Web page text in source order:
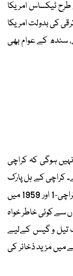
ٹیکساس امریکا
کی بدولت امریکا
سندھ کے عوام بھی
ہوگی کہ کراچی
کراچی کے ہل پارک
اور کڈنی ہل کے علاقوں میں بھی 1956 میں کراچی-1 اور 1959 میں
سے کوئی خاطر خواہ
تیل و گیس کےلیے
میں مزید ذخائر کی